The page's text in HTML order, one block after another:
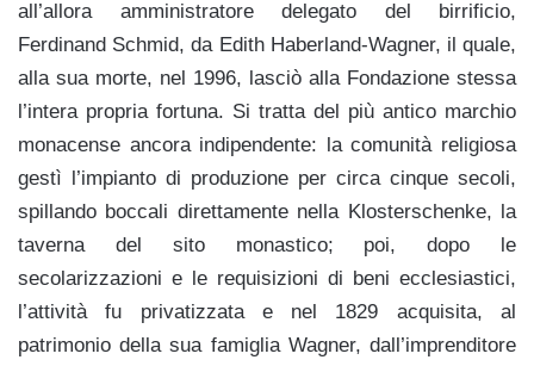
all’allora amministratore delegato del birrificio,
Ferdinand Schmid, da Edith Haberland-Wagner, il quale,
alla sua morte, nel 1996, lasciò alla Fondazione stessa
l’intera propria fortuna. Si tratta del più antico marchio
monacense ancora indipendente: la comunità religiosa
gestì l’impianto di produzione per circa cinque secoli,
spillando boccali direttamente nella Klosterschenke, la
taverna del sito monastico; poi, dopo le
secolarizzazioni e le requisizioni di beni ecclesiastici,
l’attività fu privatizzata e nel 1829 acquisita, al
patrimonio della sua famiglia Wagner, dall’imprenditore